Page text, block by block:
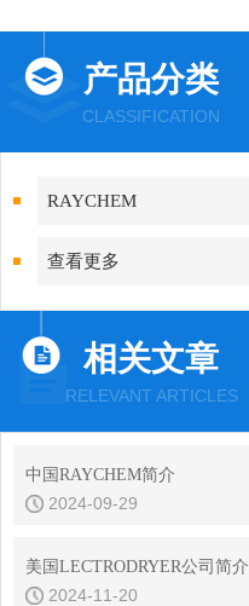
产品分类
CLASSIFICATION
RAYCHEM
查看更多
相关文章
RELEVANT ARTICLES
中国RAYCHEM简介
2024-09-29
美国LECTRODRYER公司简介
2024-11-20